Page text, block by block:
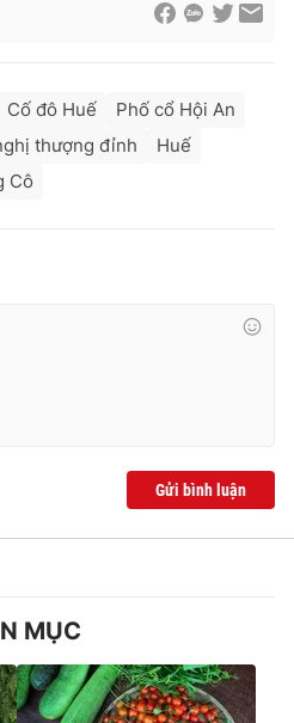
Cố đô Huế
Phố cổ Hội An
thượng đỉnh
Huế
Cô
Gửi bình luận
MỤC